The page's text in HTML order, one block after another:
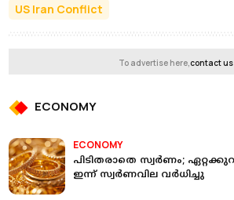
US Iran Conflict
To advertise here,contact us
ECONOMY
ECONOMY
പിടിതരാതെ സ്വര്‍ണം; ഏറ്റക്കുറച്ചിലുകള്‍ തുടരുന്നു;
ഇന്ന് സ്വര്‍ണവില വര്‍ധിച്ചു